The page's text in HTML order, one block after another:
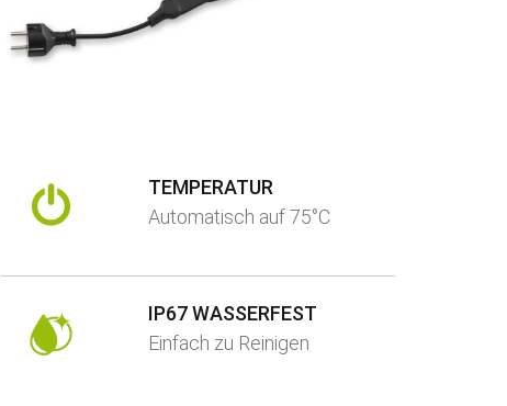
TEMPERATUR
Automatisch auf 75°C
IP67 WASSERFEST
Einfach zu Reinigen